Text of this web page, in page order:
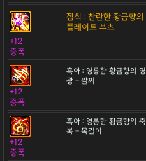
잠식 : 찬란한 황금향의
플레이트 부츠
+12
증폭
흑아 : 영롱한 황금향의 영
광 - 팔찌
+12
증폭
흑아 : 영롱한 황금향의 축
복 - 목걸이
+12
증폭